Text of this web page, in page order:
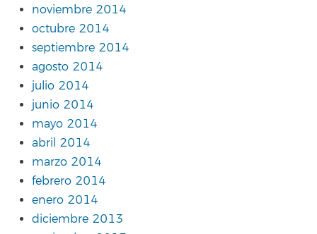
noviembre 2014
octubre 2014
septiembre 2014
agosto 2014
julio 2014
junio 2014
mayo 2014
abril 2014
marzo 2014
febrero 2014
enero 2014
diciembre 2013